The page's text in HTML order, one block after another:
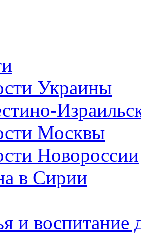
Украины
Москвы
Новороссии
в Сирии
и воспитание